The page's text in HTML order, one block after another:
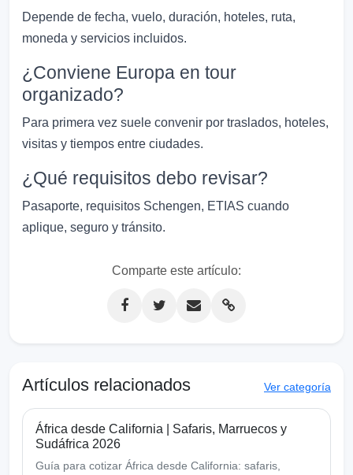
Depende de fecha, vuelo, duración, hoteles, ruta,
moneda y servicios incluidos.
¿Conviene Europa en tour
organizado?
Para primera vez suele convenir por traslados, hoteles,
visitas y tiempos entre ciudades.
¿Qué requisitos debo revisar?
Pasaporte, requisitos Schengen, ETIAS cuando
aplique, seguro y tránsito.
Comparte este artículo:
Artículos relacionados Ver categoría
África desde California | Safaris, Marruecos y
Sudáfrica 2026
Guía para cotizar África desde California: safaris,